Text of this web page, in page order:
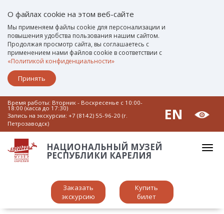
О файлах cookie на этом веб-сайте
Мы применяем файлы cookie для персонализации и
повышения удобства пользования нашим сайтом.
Продолжая просмотр сайта, вы соглашаетесь с
применением нами файлов cookie в соответствии с
«Политикой конфиденциальности»
Принять
Время работы: Вторник - Воскресенье c 10:00-
18:00 (касса до 17:30)
Запись на экскурсии: +7 (8142) 55-96-20 (г.
Петрозаводск)
EN
НАЦИОНАЛЬНЫЙ МУЗЕЙ
РЕСПУБЛИКИ КАРЕЛИЯ
Заказать
экскурсию
Купить
билет